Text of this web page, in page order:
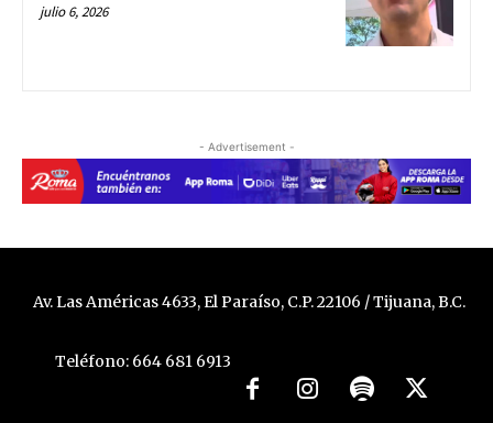
julio 6, 2026
- Advertisement -
Av. Las Américas 4633, El Paraíso, C.P. 22106 / Tijuana, B.C.
Teléfono: 664 681 6913